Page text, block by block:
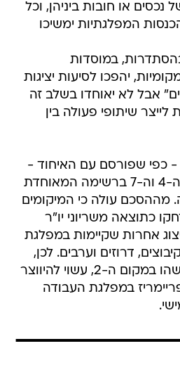
או חובות ביניהן, וכל
המפלגתיות ימשיכו
במוסדות
יהפכו לסיעות יציגות
אבל לא יאוחדו בשלב זה
שיתופי פעולה בין
- כפי שפורסם עם האיחוד -
למרצ ישוריינו המקום ה-4 וה-7 ברשימה המאוחדת
מההסכם עולה כי המיקומים
כתוצאה משריוני יו"ר
אחרות שקיימות במפלגת
דרוזים וערבים. לכן,
בהינתן שגולן ישריין מישהו במקום ה-2, עשוי להיווצר
שייבחר 2 בפריימריז במפלגת העבודה